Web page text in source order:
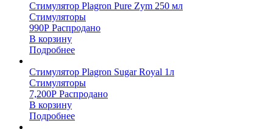
Стимулятор Plagron Pure Zym 250 мл
Стимуляторы
990Р Распродано
В корзину
Подробнее
Стимулятор Plagron Sugar Royal 1л
Стимуляторы
7,200Р Распродано
В корзину
Подробнее